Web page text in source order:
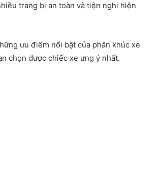
trang bị an toàn và tiện nghi hiện
ưu điểm nổi bật của phân khúc xe
chọn được chiếc xe ưng ý nhất.